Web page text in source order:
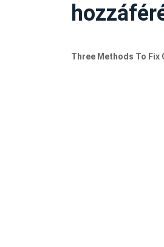
Three Methods To Fix